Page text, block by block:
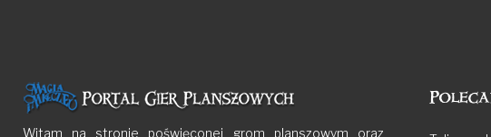
Witam na stronie poświęconej grom planszowym oraz